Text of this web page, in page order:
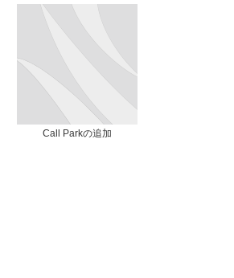
Call Parkの追加